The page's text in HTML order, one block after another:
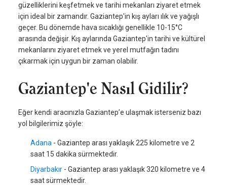
güzelliklerini keşfetmek ve tarihi mekanları ziyaret etmek
için ideal bir zamandır. Gaziantep'in kış ayları ılık ve yağışlı
geçer. Bu dönemde hava sıcaklığı genellikle 10-15°C
arasında değişir. Kış aylarında Gaziantep'in tarihi ve kültürel
mekanlarını ziyaret etmek ve yerel mutfağın tadını
çıkarmak için uygun bir zaman olabilir.
Gaziantep'e Nasıl Gidilir?
Eğer kendi aracınızla Gaziantep’e ulaşmak isterseniz bazı
yol bilgilerimiz şöyle:
Adana - Gaziantep arası yaklaşık 225 kilometre ve 2
saat 15 dakika sürmektedir.
Diyarbakır - Gaziantep arası yaklaşık 320 kilometre ve 4
saat sürmektedir.